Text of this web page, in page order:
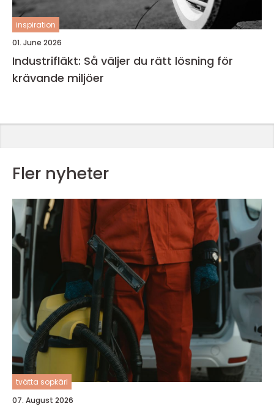
inspiration
01. June 2026
Industrifläkt: Så väljer du rätt lösning för
krävande miljöer
Fler nyheter
tvätta sopkärl
07. August 2026